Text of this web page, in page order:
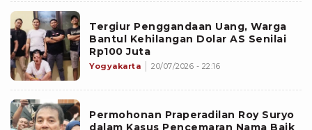
Tergiur Penggandaan Uang, Warga
Bantul Kehilangan Dolar AS Senilai
Rp100 Juta
Yogyakarta 20/07/2026 - 22:16
Permohonan Praperadilan Roy Suryo
dalam Kasus Pencemaran Nama Baik